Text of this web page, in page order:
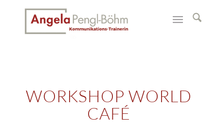
WORKSHOP WORLD
CAFÉ